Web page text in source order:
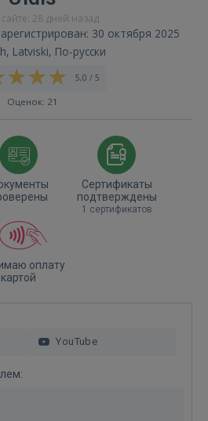
28 дней назад
30 октября 2025
Latviski, По-русски
5,0 / 5
Оценок: 21
Сертификаты
подтверждены
1 сертификатов
оплату
картой
YouTube